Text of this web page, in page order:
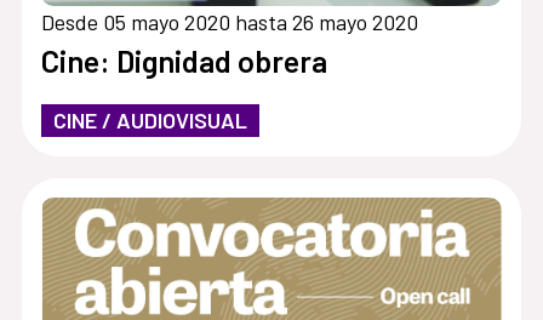
Desde 05 mayo 2020 hasta 26 mayo 2020
Cine: Dignidad obrera
CINE / AUDIOVISUAL